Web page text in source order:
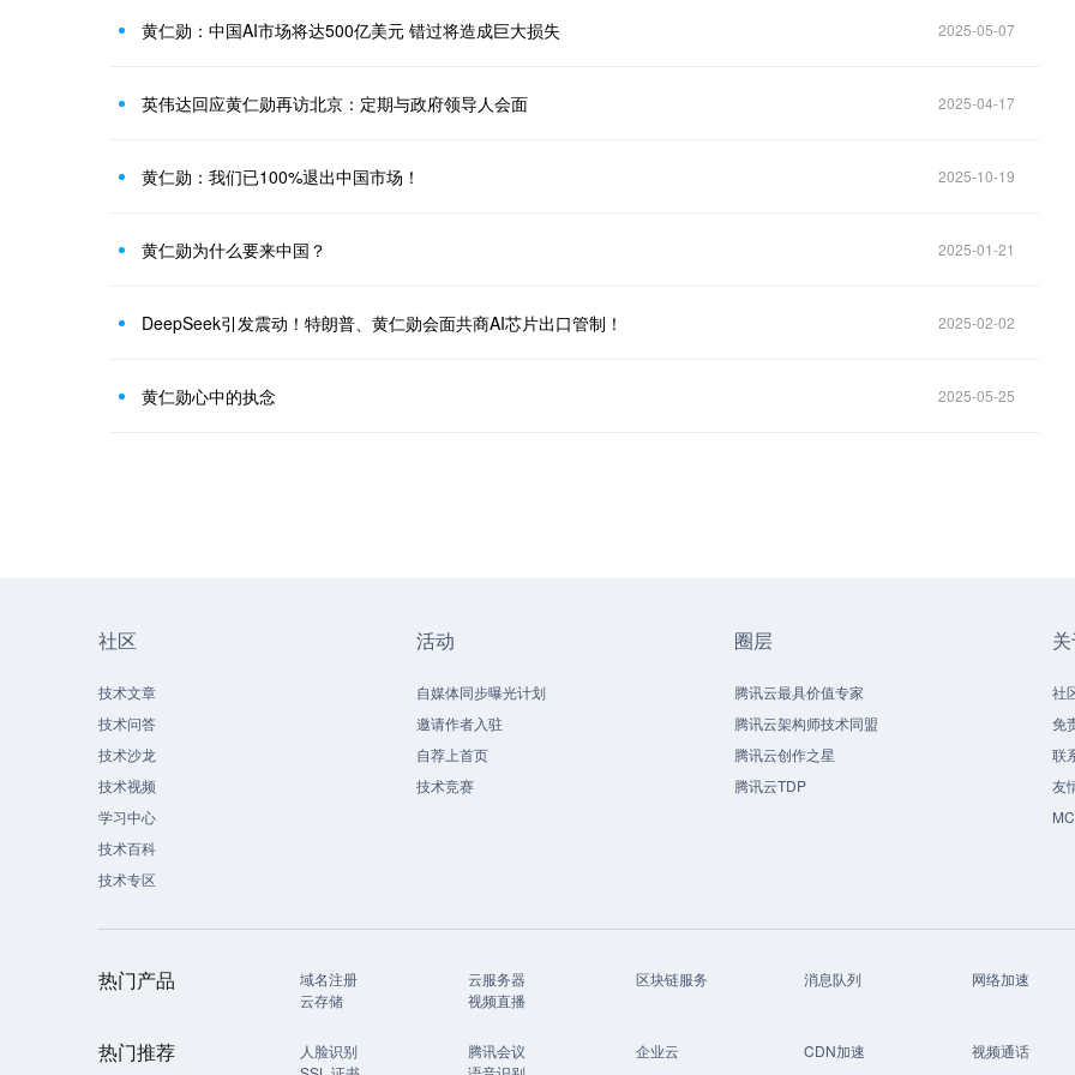
黄仁勋：中国AI市场将达500亿美元 错过将造成巨大损失 2025-05-07
英伟达回应黄仁勋再访北京：定期与政府领导人会面 2025-04-17
黄仁勋：我们已100%退出中国市场！ 2025-10-19
黄仁勋为什么要来中国？ 2025-01-21
DeepSeek引发震动！特朗普、黄仁勋会面共商AI芯片出口管制！ 2025-02-02
黄仁勋心中的执念 2025-05-25
社区
技术文章
技术问答
技术沙龙
技术视频
学习中心
技术百科
技术专区
活动
自媒体同步曝光计划
邀请作者入驻
自荐上首页
技术竞赛
圈层
腾讯云最具价值专家
腾讯云架构师技术同盟
腾讯云创作之星
腾讯云TDP
社
免
联
友
热门产品 域名注册 云服务器 区块链服务 消息队列
网络加速
云存储
视频直播
热门推荐 人脸识别 腾讯会议 企业云 CDN加速
视频通话